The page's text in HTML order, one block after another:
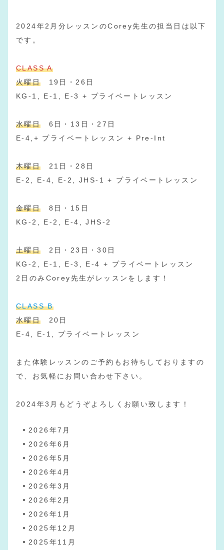
2024年2月分レッスンのCorey先生の担当日は以下
です。
CLASS A
火曜日 19日・26日
KG-1, E-1, E-3 + プライベートレッスン
水曜日 6日・13日・27日
E-4,+ プライベートレッスン + Pre-Int
木曜日 21日・28日
E-2, E-4, E-2, JHS-1 + プライベートレッスン
金曜日 8日・15日
KG-2, E-2, E-4, JHS-2
土曜日 2日・23日・30日
KG-2, E-1, E-3, E-4 + プライベートレッスン
2日のみCorey先生がレッスンをします！
CLASS B
水曜日 20日
E-4, E-1, プライベートレッスン
また体験レッスンのご予約もお待ちしておりますの
で、お気軽にお問い合わせ下さい。
2024年3月もどうぞよろしくお願い致します！
2026年7月
2026年6月
2026年5月
2026年4月
2026年3月
2026年2月
2026年1月
2025年12月
2025年11月